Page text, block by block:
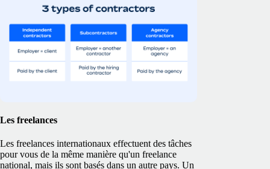
Les freelances
Les freelances internationaux effectuent des tâches
pour vous de la même manière qu'un freelance
national, mais ils sont basés dans un autre pays. Un